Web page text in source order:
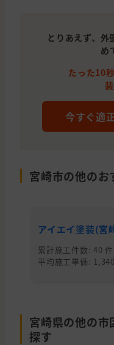
とりあえず、外
め
たった10
今すぐ適
宮崎市の他のお
アイエイ塗装(宮
累計施工件数: 40 件
平均施工単価:
宮崎県の他の市
探す